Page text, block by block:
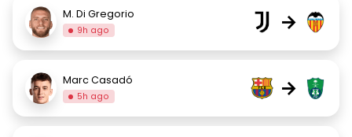
M. Di Gregorio
9h ago →
Marc Casadó
5h ago →